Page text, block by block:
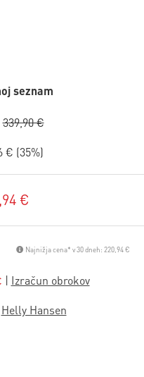
seznam
339,90 €
€ (35%)
€
Najnižja cena* v 30 dneh: 220,94 €
Helly Hansen